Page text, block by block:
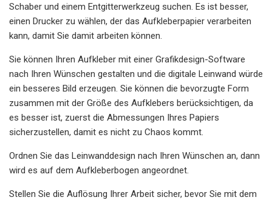
Schaber und einem Entgitterwerkzeug suchen. Es ist besser,
einen Drucker zu wählen, der das Aufkleberpapier verarbeiten
kann, damit Sie damit arbeiten können.
Sie können Ihren Aufkleber mit einer Grafikdesign-Software
nach Ihren Wünschen gestalten und die digitale Leinwand würde
ein besseres Bild erzeugen. Sie können die bevorzugte Form
zusammen mit der Größe des Aufklebers berücksichtigen, da
es besser ist, zuerst die Abmessungen Ihres Papiers
sicherzustellen, damit es nicht zu Chaos kommt.
Ordnen Sie das Leinwanddesign nach Ihren Wünschen an, dann
wird es auf dem Aufkleberbogen angeordnet.
Stellen Sie die Auflösung Ihrer Arbeit sicher, bevor Sie mit dem